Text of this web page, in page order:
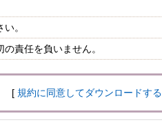
。
責任を負いません。
[ 規約に同意してダウンロードする